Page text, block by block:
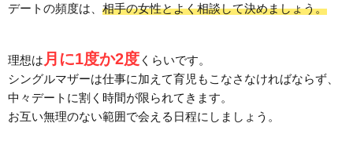
デートの頻度は、 相手の女性とよく相談して決めましょう。
理想は 月に1度か2度 くらいです。
シングルマザーは仕事に加えて育児もこなさなければならず、
中々デートに割く時間が限られてきます。
お互い無理のない範囲で会える日程にしましょう。